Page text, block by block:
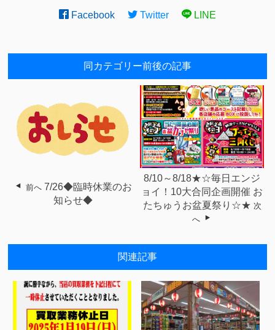
Facebook Twitter LINE
同カテゴリー前後の記事
前へ 7/26◆臨時休業のお
知らせ◆
8/10～8/18★☆毎日エンジ
ョイ！10大合同企画開催 お
たちゅうお盆夏祭り☆★ 次
へ
関連記事